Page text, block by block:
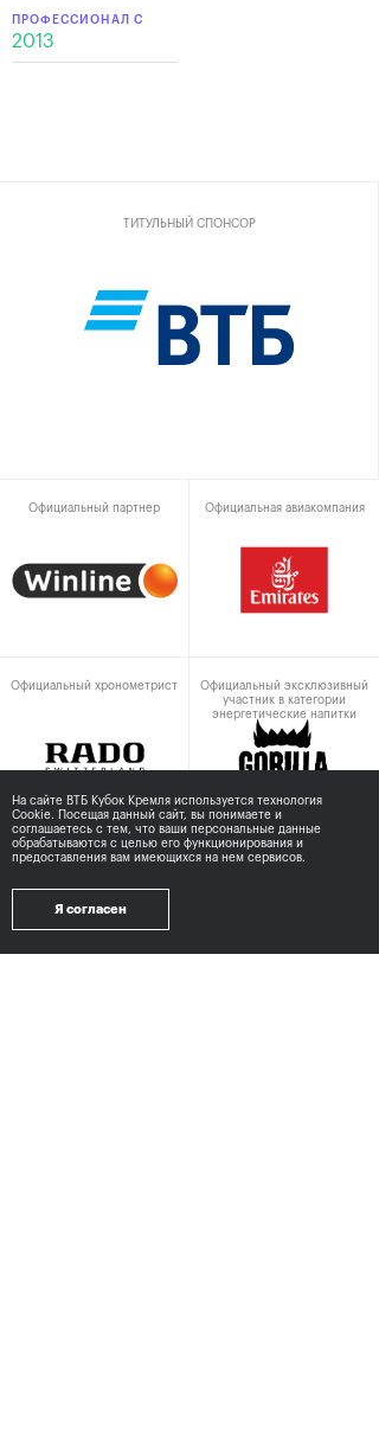
ПРОФЕССИОНАЛ С
2013
ТИТУЛЬНЫЙ СПОНСОР
Официальный партнер Официальная авиакомпания
Официальный хронометрист
Официальный эксклюзивный
участник в категории
энергетические напитки
На сайте ВТБ Кубок Кремля используется технология
Cookie. Посещая данный сайт, вы понимаете и
соглашаетесь с тем, что ваши персональные данные
обрабатываются с целью его функционирования и
предоставления вам имеющихся на нем сервисов.
Я согласен